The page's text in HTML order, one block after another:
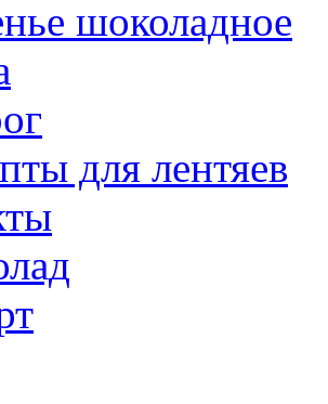
шоколадное
для лентяев